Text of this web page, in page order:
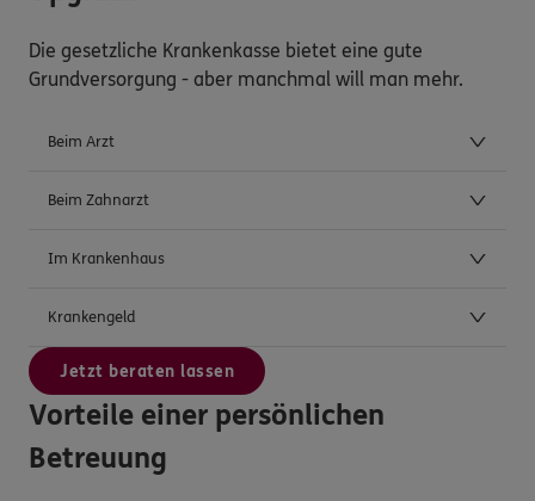
Die gesetzliche Krankenkasse bietet eine gute
Grundversorgung - aber manchmal will man mehr.
Beim Arzt
Beim Zahnarzt
Im Krankenhaus
Krankengeld
Jetzt beraten lassen
Vorteile einer persönlichen
Betreuung